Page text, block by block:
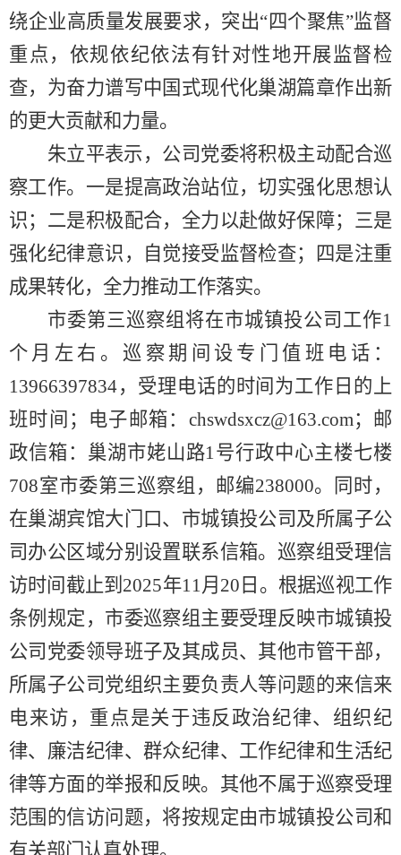
绕企业高质量发展要求，突出“四个聚焦”监督
重点，依规依纪依法有针对性地开展监督检
查，为奋力谱写中国式现代化巢湖篇章作出新
的更大贡献和力量。
朱立平表示，公司党委将积极主动配合巡
察工作。一是提高政治站位，切实强化思想认
识；二是积极配合，全力以赴做好保障；三是
强化纪律意识，自觉接受监督检查；四是注重
成果转化，全力推动工作落实。
市委第三巡察组将在市城镇投公司工作1
个月左右。巡察期间设专门值班电话：
13966397834，受理电话的时间为工作日的上
班时间；电子邮箱：chswdsxcz@163.com；邮
政信箱：巢湖市姥山路1号行政中心主楼七楼
708室市委第三巡察组，邮编238000。同时，
在巢湖宾馆大门口、市城镇投公司及所属子公
司办公区域分别设置联系信箱。巡察组受理信
访时间截止到2025年11月20日。根据巡视工作
条例规定，市委巡察组主要受理反映市城镇投
公司党委领导班子及其成员、其他市管干部，
所属子公司党组织主要负责人等问题的来信来
电来访，重点是关于违反政治纪律、组织纪
律、廉洁纪律、群众纪律、工作纪律和生活纪
律等方面的举报和反映。其他不属于巡察受理
范围的信访问题，将按规定由市城镇投公司和
有关部门认真处理。